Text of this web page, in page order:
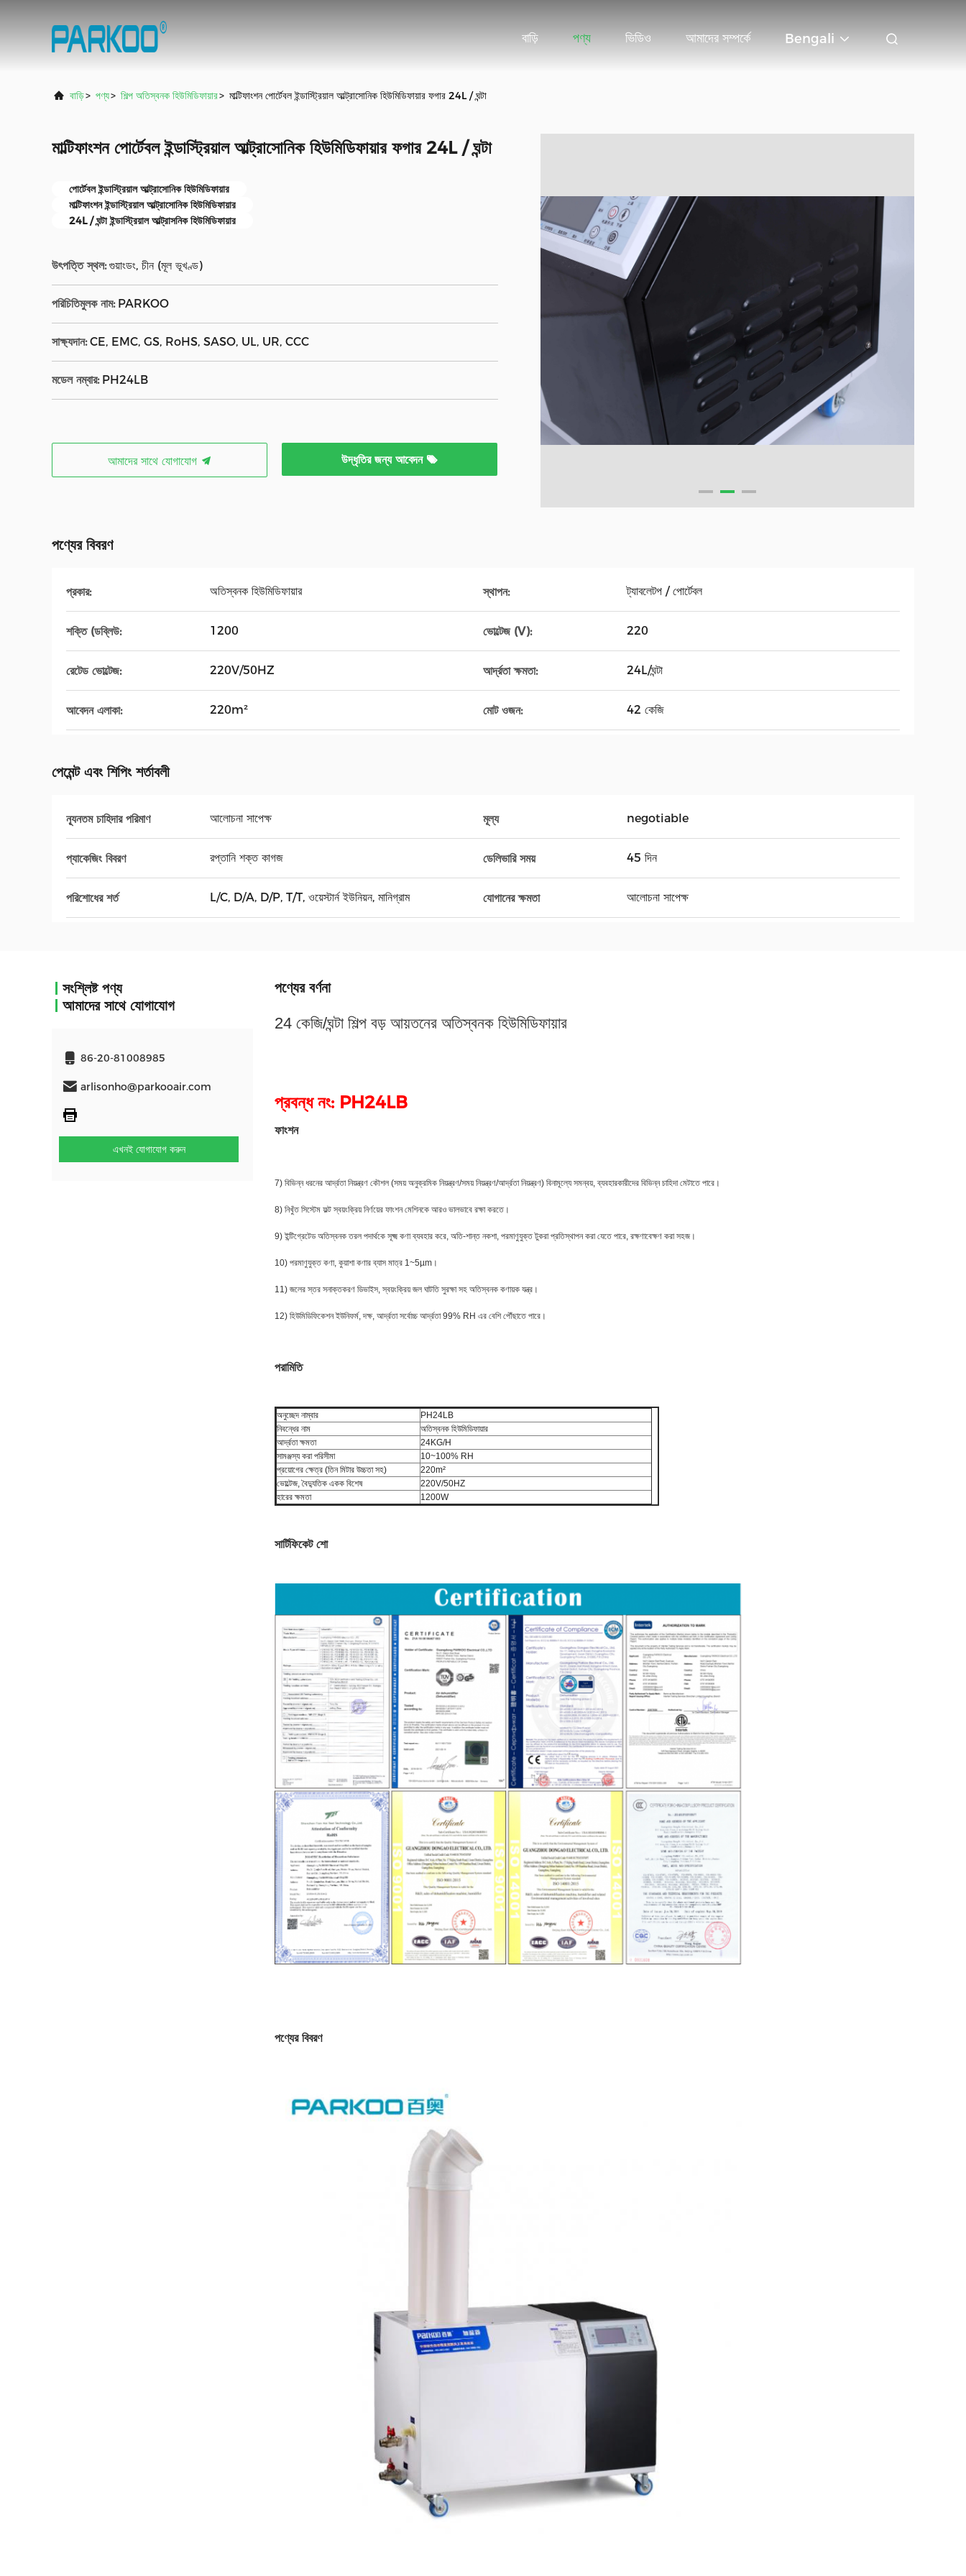
বাড়ি পণ্য ভিডিও আমাদের সম্পর্কে Bengali
বাড়ি> পণ্য> শিল্প অতিস্বনক হিউমিডিফায়ার> মাল্টিফাংশন পোর্টেবল ইন্ডাস্ট্রিয়াল আল্ট্রাসোনিক হিউমিডিফায়ার ফগার 24L / ঘন্টা
মাল্টিফাংশন পোর্টেবল ইন্ডাস্ট্রিয়াল আল্ট্রাসোনিক হিউমিডিফায়ার ফগার 24L / ঘন্টা
পোর্টেবল ইন্ডাস্ট্রিয়াল আল্ট্রাসোনিক হিউমিডিফায়ার
মাল্টিফাংশন ইন্ডাস্ট্রিয়াল আল্ট্রাসোনিক হিউমিডিফায়ার
24L / ঘন্টা ইন্ডাস্ট্রিয়াল আল্ট্রাসনিক হিউমিডিফায়ার
উৎপত্তি স্থল: গুয়াংডং, চীন (মূল ভূখণ্ড)
পরিচিতিমুলক নাম: PARKOO
সাক্ষ্যদান: CE, EMC, GS, RoHS, SASO, UL, UR, CCC
মডেল নম্বার: PH24LB
আমাদের সাথে যোগাযোগ উদ্ধৃতির জন্য আবেদন
পণ্যের বিবরণ
প্রকার: অতিস্বনক হিউমিডিফায়ার স্থাপন: ট্যাবলেটপ / পোর্টেবল
শক্তি (ডব্লিউ: 1200 ভোল্টেজ (V): 220
রেটেড ভোল্টেজ: 220V/50HZ আর্দ্রতা ক্ষমতা: 24L/ঘন্টা
আবেদন এলাকা: 220m² মোট ওজন: 42 কেজি
পেমেন্ট এবং শিপিং শর্তাবলী
ন্যূনতম চাহিদার পরিমাণ আলোচনা সাপেক্ষ মূল্য negotiable
প্যাকেজিং বিবরণ রপ্তানি শক্ত কাগজ ডেলিভারি সময় 45 দিন
পরিশোধের শর্ত L/C, D/A, D/P, T/T, ওয়েস্টার্ন ইউনিয়ন, মানিগ্রাম যোগানের ক্ষমতা আলোচনা সাপেক্ষ
সংশ্লিষ্ট পণ্য
আমাদের সাথে যোগাযোগ
86-20-81008985
arlisonho@parkooair.com
এখনই যোগাযোগ করুন
পণ্যের বর্ণনা
24 কেজি/ঘন্টা শিল্প বড় আয়তনের অতিস্বনক হিউমিডিফায়ার
প্রবন্ধ নং: PH24LB
ফাংশন
7) বিভিন্ন ধরনের আর্দ্রতা নিয়ন্ত্রণ কৌশল (সময় অনুক্রমিক নিয়ন্ত্রণ/সময় নিয়ন্ত্রণ/আর্দ্রতা নিয়ন্ত্রণ) বিনামূল্যে সমন্বয়, ব্যবহারকারীদের বিভিন্ন চাহিদা মেটাতে পারে।
8) নিখুঁত সিস্টেম ফল্ট স্বয়ংক্রিয় নির্ণয়ের ফাংশন মেশিনকে আরও ভালভাবে রক্ষা করতে।
9) ইন্টিগ্রেটেড অতিস্বনক তরল পদার্থকে সূক্ষ্ম কণা ব্যবহার করে, অতি-শান্ত নকশা, পরমাণুযুক্ত টুকরা প্রতিস্থাপন করা যেতে পারে, রক্ষণাবেক্ষণ করা সহজ।
10) পরমাণুযুক্ত কণা, কুয়াশা কণার ব্যাস মাত্র 1~5µm।
11) জলের স্তর সনাক্তকরণ ডিভাইস, স্বয়ংক্রিয় জল ঘাটতি সুরক্ষা সহ অতিস্বনক কণায়ক যন্ত্র।
12) হিউমিডিফিকেশন ইউনিফর্ম, দক্ষ, আর্দ্রতা সর্বোচ্চ আর্দ্রতা 99% RH এর বেশি পৌঁছাতে পারে।
পরামিতি
অনুচ্ছেদ নাম্বার
PH24LB
নিবন্ধের নাম
অতিস্বনক হিউমিডিফায়ার
আর্দ্রতা ক্ষমতা
24KG/H
সামঞ্জস্য করা পরিসীমা
10~100% RH
প্রয়োগের ক্ষেত্র (তিন মিটার উচ্চতা সহ)
220m²
ভোল্টেজ, বৈদ্যুতিক একক বিশেষ
220V/50HZ
হারের ক্ষমতা
1200W
সার্টিফিকেট শো
পণ্যের বিবরণ